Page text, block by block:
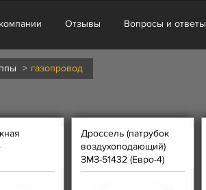
Отзывы Вопросы и ответы
газопровод
Дроссель (патрубок
воздухоподающий)
ЗМЗ-51432 (Евро-4)